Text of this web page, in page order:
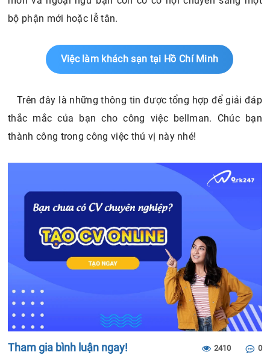
bộ phận mới hoặc lễ tân.
Việc làm khách sạn tại Hồ Chí Minh
Trên đây là những thông tin được tổng hợp để giải đáp
thắc mắc của bạn cho công việc bellman. Chúc bạn
thành công trong công việc thú vị này nhé!
Tham gia bình luận ngay! 2410 0